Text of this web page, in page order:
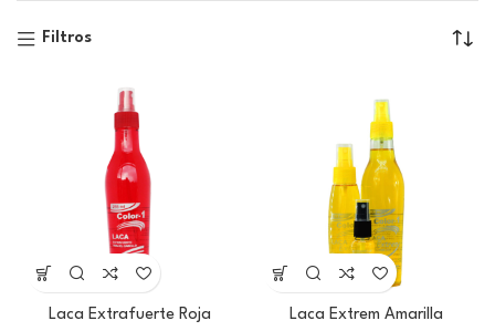
Filtros
Laca Extrafuerte Roja Laca Extrem Amarilla